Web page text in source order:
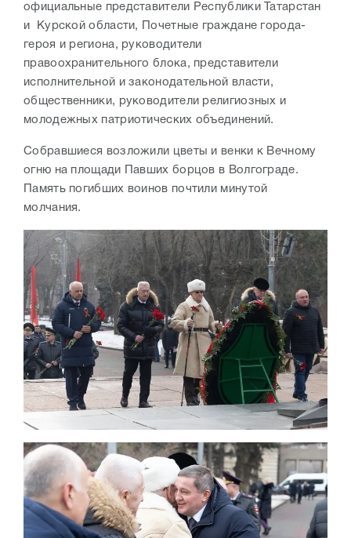
официальные представители Республики Татарстан
и Курской области, Почетные граждане города-
героя и региона, руководители
правоохранительного блока, представители
исполнительной и законодательной власти,
общественники, руководители религиозных и
молодежных патриотических объединений.
Собравшиеся возложили цветы и венки к Вечному
огню на площади Павших борцов в Волгограде.
Память погибших воинов почтили минутой
молчания.